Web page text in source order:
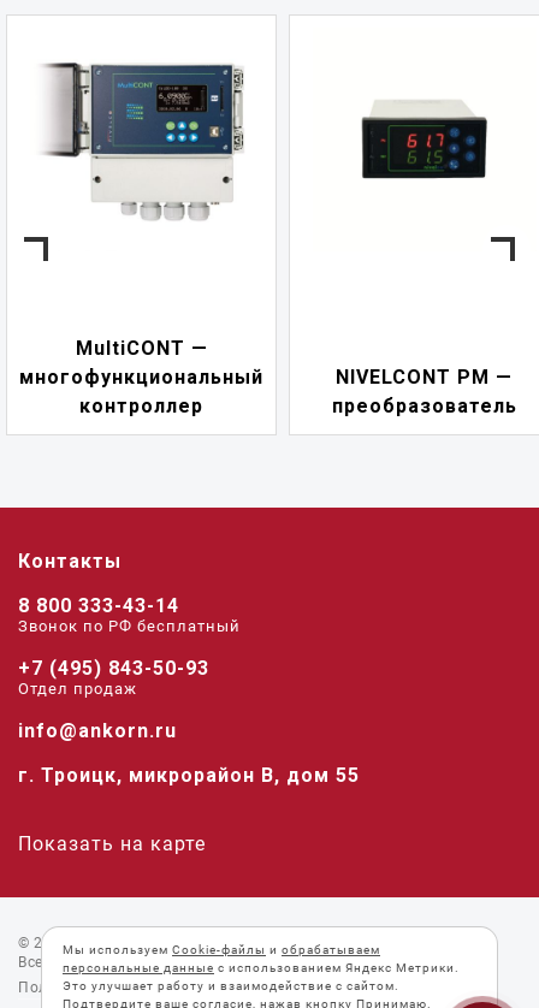
MultiCONT —
многофункциональный
контроллер
NIVELCONT PM —
преобразователь
Контакты
8 800 333-43-14
Звонок по РФ беcплатный
+7 (495) 843-50-93
Отдел продаж
info@ankorn.ru
г. Троицк, микрорайон В, дом 55
Показать на карте
© 2026 «Анкорн».
Все права защищены.
Пользовательское соглашение
Мы используем Cookie-файлы и обрабатываем
персональные данные с использованием Яндекс Метрики.
Это улучшает работу и взаимодействие с сайтом.
Подтвердите ваше согласие, нажав кнопку Принимаю.